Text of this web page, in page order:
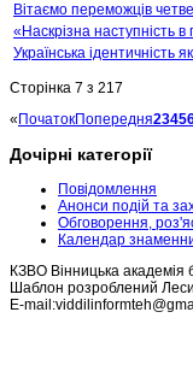
Вітаємо переможців
«Наскрізна наступність в
Українська ідентичність
Сторінка 7 з 217
« ПочатокПопередня2345
Дочірні категорії
Повідомлення
Анонси подій та
Обговорення,
Календар
КЗВО Вінницька
Шаблон розроблений
E-